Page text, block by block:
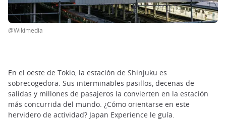
@Wikimedia
En el oeste de Tokio, la estación de Shinjuku es
sobrecogedora. Sus interminables pasillos, decenas de
salidas y millones de pasajeros la convierten en la estación
más concurrida del mundo. ¿Cómo orientarse en este
hervidero de actividad? Japan Experience le guía.